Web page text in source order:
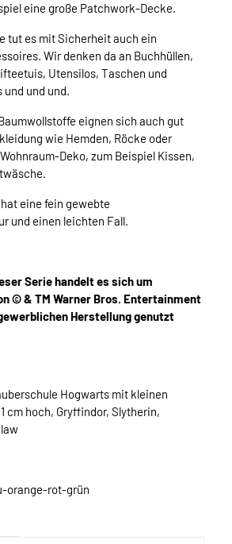
eine große Patchwork-Decke.
tut es mit Sicherheit auch ein
Wir denken da an Buchhüllen,
Utensilos, Taschen und
und und und.
eignen sich auch gut
wie Hemden, Röcke oder
Deko, zum Beispiel Kissen,
eine fein gewebte
und einen leichten Fall.
Serie handelt es sich um
© & TM Warner Bros. Entertainment
Herstellung genutzt
Hogwarts mit kleinen
cm hoch, Gryffindor, Slytherin,
orange-rot-grün